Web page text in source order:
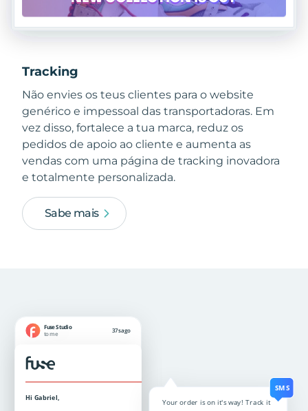
Tracking
Não envies os teus clientes para o website
genérico e impessoal das transportadoras. Em
vez disso, fortalece a tua marca, reduz os
pedidos de apoio ao cliente e aumenta as
vendas com uma página de tracking inovadora
e totalmente personalizada.
Sabe mais